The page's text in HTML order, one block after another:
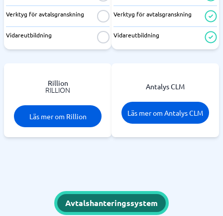
Verktyg för avtalsgranskning
Vidareutbildning
Verktyg för avtalsgranskning
Vidareutbildning
Rillion
RILLION
Läs mer om Rillion
Antalys CLM
Läs mer om Antalys CLM
Avtalshanteringssystem